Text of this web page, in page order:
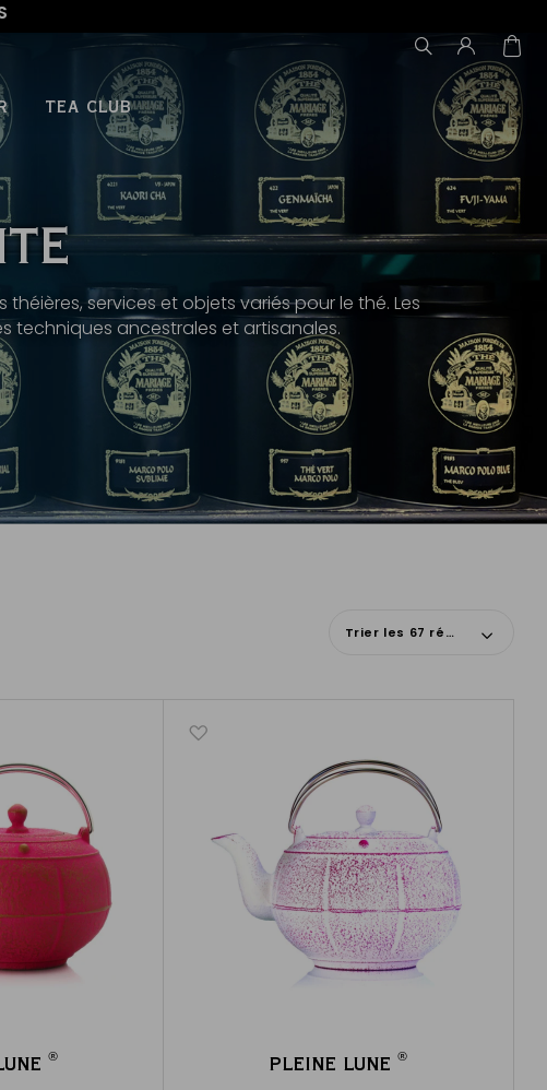
TEA CLUB
services et objets variés pour le thé. Les
techniques ancestrales et artisanales.
Trier les 67 résultats
® PLEINE LUNE®